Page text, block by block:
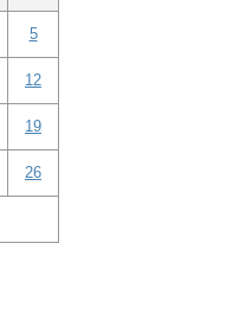
5
12
19
26